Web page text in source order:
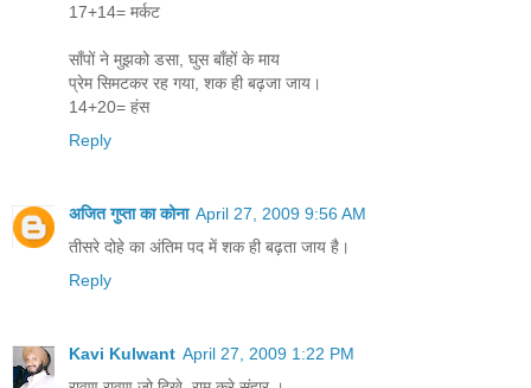
17+14= मर्कट
साँपों ने मुझको डसा, घुस बाँहों के माय
प्रेम सिमटकर रह गया, शक ही बढ़जा जाय।
14+20= हंस
Reply
अजित गुप्ता का कोना April 27, 2009 9:56 AM
तीसरे दोहे का अंतिम पद में शक ही बढ़ता जाय है।
Reply
Kavi Kulwant April 27, 2009 1:22 PM